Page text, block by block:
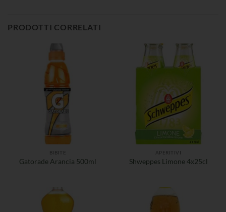
PRODOTTI CORRELATI
BIBITE
Gatorade Arancia 500ml
APERITIVI
Shweppes Limone 4x25cl